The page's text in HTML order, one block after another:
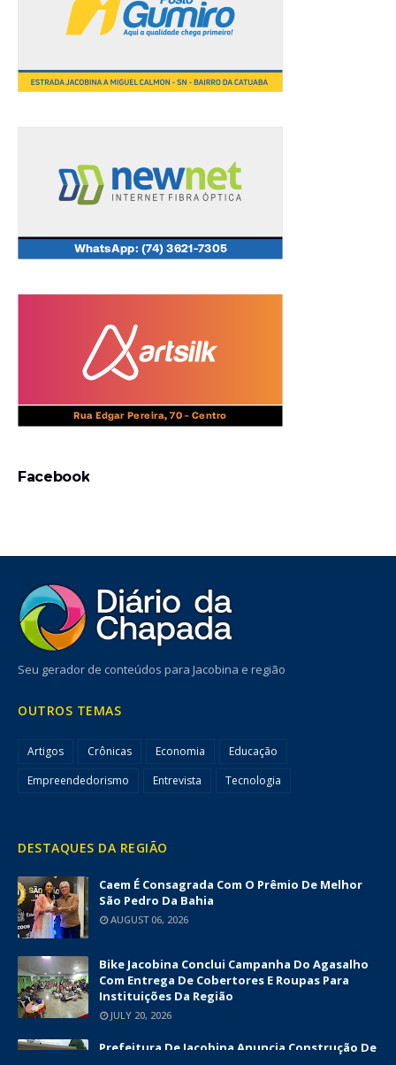
Facebook
Seu gerador de conteúdos para Jacobina e região
OUTROS TEMAS
Artigos Crônicas Economia
Educação
Empreendedorismo
Entrevista Tecnologia
DESTAQUES DA REGIÃO
Caem É Consagrada Com O Prêmio De Melhor
São Pedro Da Bahia
AUGUST 06, 2026
Bike Jacobina Conclui Campanha Do Agasalho
Com Entrega De Cobertores E Roupas Para
Instituições Da Região
JULY 20, 2026
Prefeitura De Jacobina Anuncia Construção De